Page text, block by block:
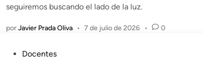
seguiremos buscando el lado de la luz.
porJavier Prada Oliva • 7 de julio de 2026 • 0
Docentes